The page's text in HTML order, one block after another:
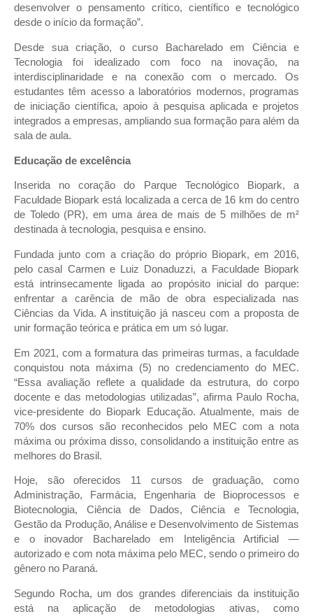
desenvolver o pensamento crítico, científico e tecnológico
desde o início da formação”.
Desde sua criação, o curso Bacharelado em Ciência e
Tecnologia foi idealizado com foco na inovação, na
interdisciplinaridade e na conexão com o mercado. Os
estudantes têm acesso a laboratórios modernos, programas
de iniciação científica, apoio à pesquisa aplicada e projetos
integrados a empresas, ampliando sua formação para além da
sala de aula.
Educação de excelência
Inserida no coração do Parque Tecnológico Biopark, a
Faculdade Biopark está localizada a cerca de 16 km do centro
de Toledo (PR), em uma área de mais de 5 milhões de m²
destinada à tecnologia, pesquisa e ensino.
Fundada junto com a criação do próprio Biopark, em 2016,
pelo casal Carmen e Luiz Donaduzzi, a Faculdade Biopark
está intrinsecamente ligada ao propósito inicial do parque:
enfrentar a carência de mão de obra especializada nas
Ciências da Vida. A instituição já nasceu com a proposta de
unir formação teórica e prática em um só lugar.
Em 2021, com a formatura das primeiras turmas, a faculdade
conquistou nota máxima (5) no credenciamento do MEC.
“Essa avaliação reflete a qualidade da estrutura, do corpo
docente e das metodologias utilizadas”, afirma Paulo Rocha,
vice-presidente do Biopark Educação. Atualmente, mais de
70% dos cursos são reconhecidos pelo MEC com a nota
máxima ou próxima disso, consolidando a instituição entre as
melhores do Brasil.
Hoje, são oferecidos 11 cursos de graduação, como
Administração, Farmácia, Engenharia de Bioprocessos e
Biotecnologia, Ciência de Dados, Ciência e Tecnologia,
Gestão da Produção, Análise e Desenvolvimento de Sistemas
e o inovador Bacharelado em Inteligência Artificial —
autorizado e com nota máxima pelo MEC, sendo o primeiro do
gênero no Paraná.
Segundo Rocha, um dos grandes diferenciais da instituição
está na aplicação de metodologias ativas, como